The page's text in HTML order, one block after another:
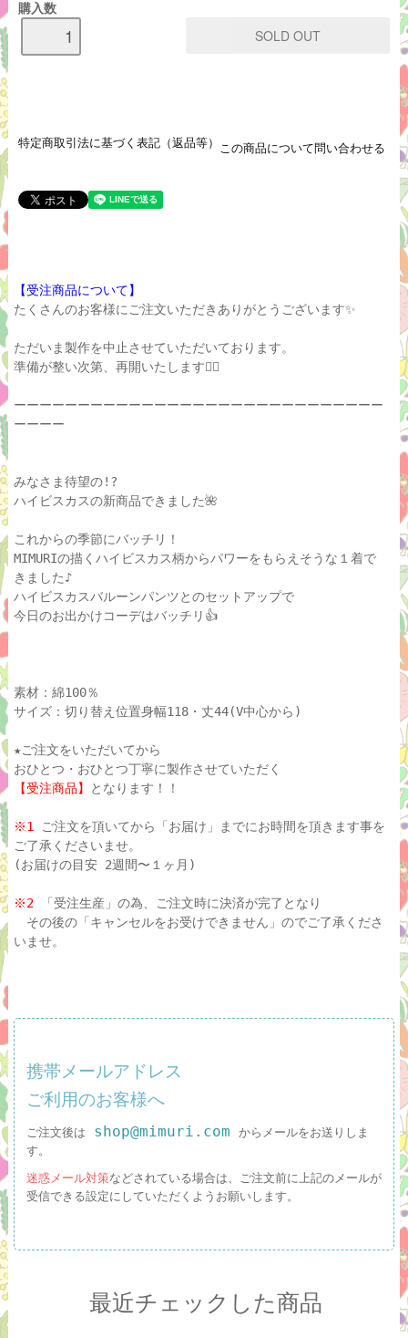
購入数
特定商取引法に基づく表記（返品等） この商品について問い合わせる
【受注商品について】
たくさんのお客様にご注文いただきありがとうございます✨
ただいま製作を中止させていただいております。
準備が整い次第、再開いたします🙇‍♀️
ーーーーーーーーーーーーーーーーーーーーーーーーーーーーー
ーーーー
みなさま待望の!?
ハイビスカスの新商品できました🌺
これからの季節にバッチリ！
MIMURIの描くハイビスカス柄からパワーをもらえそうな１着で
きました♪
ハイビスカスバルーンパンツとのセットアップで
今日のお出かけコーデはバッチリ👍
素材：綿100％
サイズ：切り替え位置身幅118・丈44(V中心から)
★ご注文をいただいてから
おひとつ・おひとつ丁寧に製作させていただく
【受注商品】
となります！！
※1
ご注文を頂いてから「お届け」までにお時間を頂きます事を
ご了承くださいませ。
(お届けの目安 2週間〜１ヶ月)
※2
「受注生産」の為、ご注文時に決済が完了となり
その後の「キャンセルをお受けできません」のでご了承くださ
いませ。
携帯メールアドレス
ご利用のお客様へ
ご注文後は shop@mimuri.com
からメールをお送りしま
す。
迷惑メール対策などされている場合は、ご注文前に上記のメールが
受信できる設定にしていただくようお願いします。
最近チェックした商品